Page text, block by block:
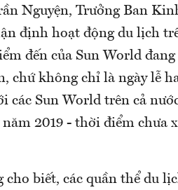
Nguyện, Trưởng Ban
định hoạt động du lịch
đến của Sun World
chứ không chỉ là ngày lễ
các Sun World trên cả
2019 - thời điểm chưa
biết, các quần thể du